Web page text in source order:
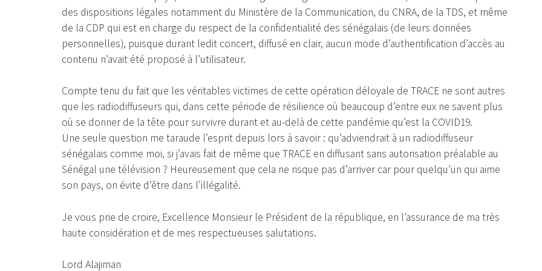
des dispositions légales notamment du Ministère de la Communication, du CNRA, de la TDS, et même
de la CDP qui est en charge du respect de la confidentialité des sénégalais (de leurs données
personnelles), puisque durant ledit concert, diffusé en clair, aucun mode d’authentification d’accès au
contenu n’avait été proposé à l’utilisateur.
Compte tenu du fait que les véritables victimes de cette opération déloyale de TRACE ne sont autres
que les radiodiffuseurs qui, dans cette période de résilience où beaucoup d’entre eux ne savent plus
où se donner de la tête pour survivre durant et au-delà de cette pandémie qu’est la COVID19.
Une seule question me taraude l’esprit depuis lors à savoir : qu’adviendrait à un radiodiffuseur
sénégalais comme moi, si j’avais fait de même que TRACE en diffusant sans autorisation préalable au
Sénégal une télévision ? Heureusement que cela ne risque pas d’arriver car pour quelqu’un qui aime
son pays, on évite d’être dans l’illégalité.
Je vous prie de croire, Excellence Monsieur le Président de la république, en l’assurance de ma très
haute considération et de mes respectueuses salutations.
Lord Alajiman